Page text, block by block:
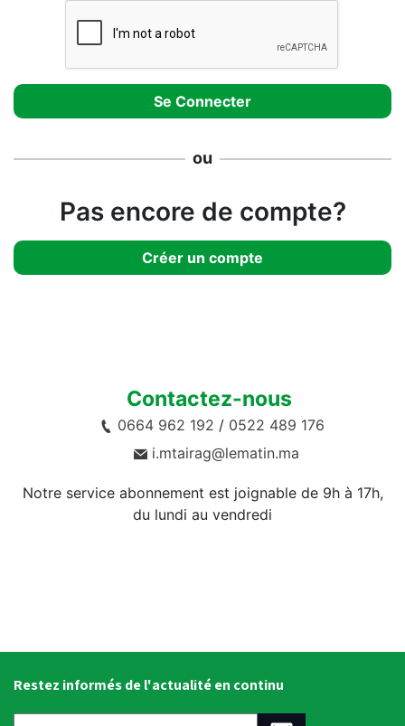
ou
Pas encore de compte?
Créer un compte
Contactez-nous
0664 962 192 / 0522 489 176
i.mtairag@lematin.ma
Notre service abonnement est joignable de 9h à 17h,
du lundi au vendredi
Restez informés de l'actualité en continu